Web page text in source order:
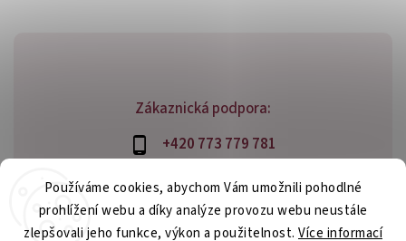
Používáme cookies, abychom Vám umožnili pohodlné
prohlížení webu a díky analýze provozu webu neustále
zlepšovali jeho funkce, výkon a použitelnost. Více informací
Zákaznická podpora:
+420 773 779 781
info@bossfood.cz